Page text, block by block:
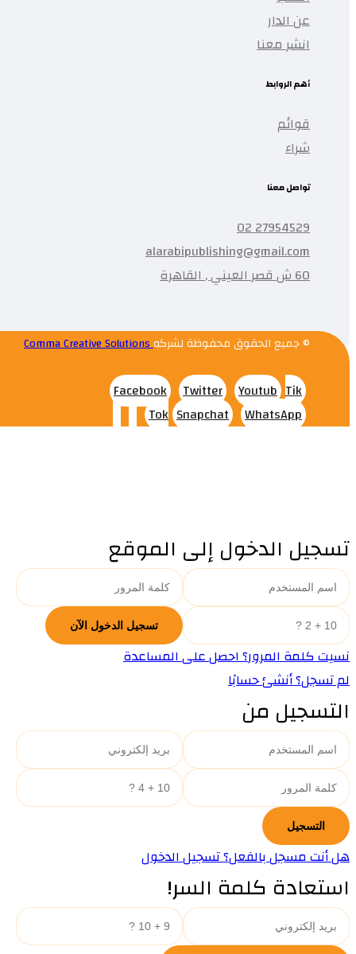
عن الدار
انشر معنا
أهم الروابط
قوائم
شراء
تواصل معنا
27954529 02
alarabipublishing@gmail.com
60 ش قصر العيني , القاهرة
© جميع الحقوق محفوظة لشركهComma Creative Solutions
Facebook Twitter Youtub Tik
Tok Snapchat WhatsApp
تسجيل الدخول إلى الموقع
نسيت كلمة المرور؟ احصل على المساعدة
لم تسجل؟ أنشئ حسابًا
التسجيل من
هل أنت مسجل بالفعل؟ تسجيل الدخول
استعادة كلمة السر!